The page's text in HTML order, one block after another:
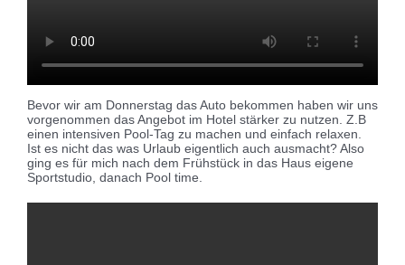
Bevor wir am Donnerstag das Auto bekommen haben wir uns
vorgenommen das Angebot im Hotel stärker zu nutzen. Z.B
einen intensiven Pool-Tag zu machen und einfach relaxen.
Ist es nicht das was Urlaub eigentlich auch ausmacht? Also
ging es für mich nach dem Frühstück in das Haus eigene
Sportstudio, danach Pool time.